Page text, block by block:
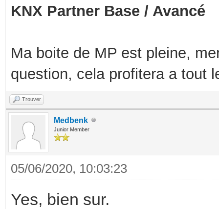
KNX Partner Base / Avancé
Ma boite de MP est pleine,
question, cela profitera a tout
Trouver
Medbenk
Junior Member
05/06/2020, 10:03:23
Yes, bien sur.